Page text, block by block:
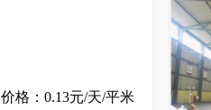
价格：0.13元/天/平米